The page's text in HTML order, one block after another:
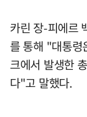
카린 장-피에르
를 통해 "대통령
크에서 발생한
다"고 말했다.